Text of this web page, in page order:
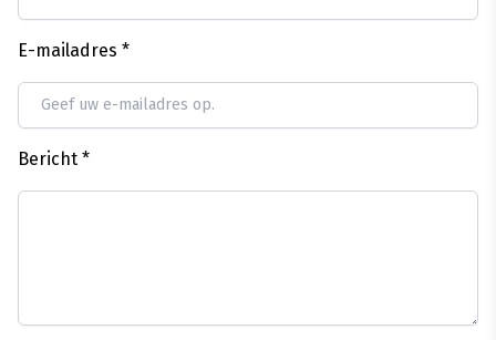
E-mailadres *
Bericht *